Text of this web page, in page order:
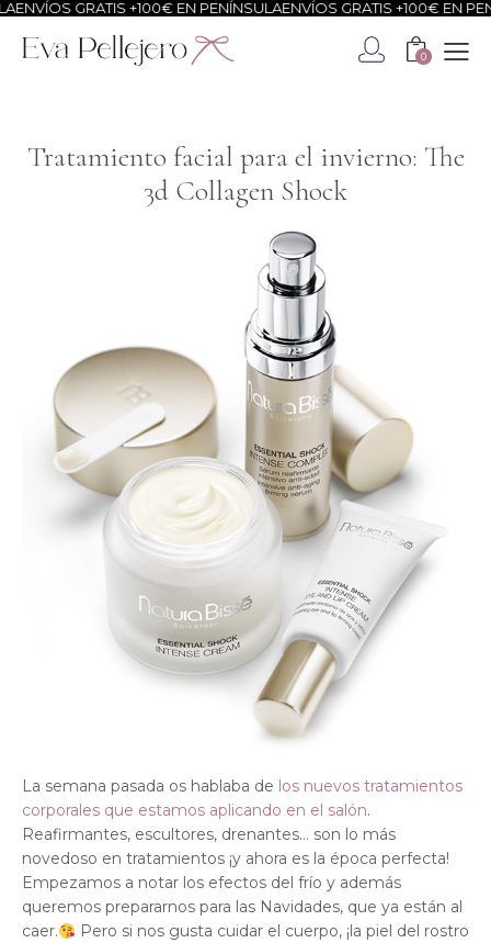
GRATIS +100€ EN PENÍNSULAENVÍOS GRATIS +100€ EN
0
Tratamiento facial para el invierno: The
3d Collagen Shock
La semana pasada os hablaba de los nuevos tratamientos
corporales que estamos aplicando en el salón.
Reafirmantes, escultores, drenantes… son lo más
novedoso en tratamientos ¡y ahora es la época perfecta!
Empezamos a notar los efectos del frío y además
queremos prepararnos para las Navidades, que ya están al
caer.
Pero si nos gusta cuidar el cuerpo, ¡la piel del rostro